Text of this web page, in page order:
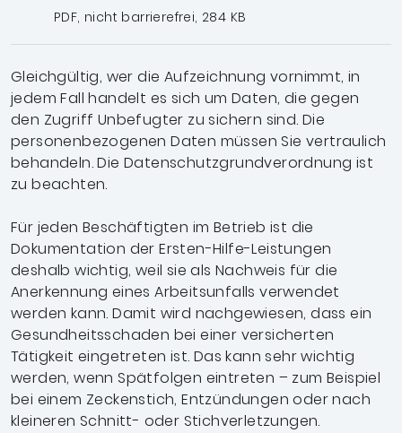
PDF, nicht barrierefrei, 284 KB
Gleichgültig, wer die Aufzeichnung vornimmt, in
jedem Fall handelt es sich um Daten, die gegen
den Zugriff Unbefugter zu sichern sind. Die
personenbezogenen Daten müssen Sie vertraulich
behandeln. Die Datenschutzgrundverordnung ist
zu beachten.
Für jeden Beschäftigten im Betrieb ist die
Dokumentation der Ersten-Hilfe-Leistungen
deshalb wichtig, weil sie als Nachweis für die
Anerkennung eines Arbeitsunfalls verwendet
werden kann. Damit wird nachgewiesen, dass ein
Gesundheitsschaden bei einer versicherten
Tätigkeit eingetreten ist. Das kann sehr wichtig
werden, wenn Spätfolgen eintreten – zum Beispiel
bei einem Zeckenstich, Entzündungen oder nach
kleineren Schnitt- oder Stichverletzungen.